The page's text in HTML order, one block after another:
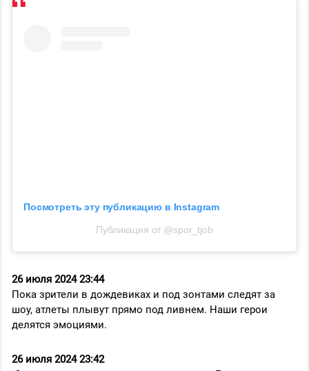
26 июля 2024 23:42
26 июля 2024 23:44
Пока зрители в дождевиках и под зонтами следят за
шоу, атлеты плывут прямо под ливнем. Наши герои
делятся эмоциями.
Посмотреть эту публикацию в Instagram
Публикация от @spor_tjob